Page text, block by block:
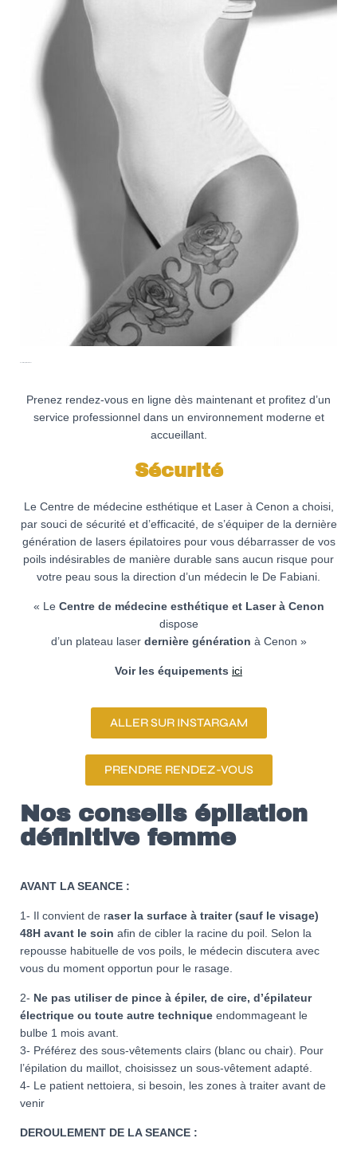
Prenez rendez-vous en ligne dès maintenant et profitez d’un
service professionnel dans un environnement moderne et
accueillant.
Sécurité
Le Centre de médecine esthétique et Laser à Cenon a choisi,
par souci de sécurité et d’efficacité, de s’équiper de la dernière
génération de lasers épilatoires pour vous débarrasser de vos
poils indésirables de manière durable sans aucun risque pour
votre peau sous la direction d’un médecin le De Fabiani.
« Le Centre de médecine esthétique et Laser à Cenon
dispose
d’un plateau laser dernière génération à Cenon »
Voir les équipements ici
ALLER SUR INSTARGAM
PRENDRE RENDEZ-VOUS
Nos conseils épilation
définitive femme
AVANT LA SEANCE :
1- Il convient de raser la surface à traiter (sauf le visage)
48H avant le soin afin de cibler la racine du poil. Selon la
repousse habituelle de vos poils, le médecin discutera avec
vous du moment opportun pour le rasage.
2- Ne pas utiliser de pince à épiler, de cire, d’épilateur
électrique ou toute autre technique endommageant le
bulbe 1 mois avant.
3- Préférez des sous-vêtements clairs (blanc ou chair). Pour
l’épilation du maillot, choisissez un sous-vêtement adapté.
4- Le patient nettoiera, si besoin, les zones à traiter avant de
venir
DEROULEMENT DE LA SEANCE :